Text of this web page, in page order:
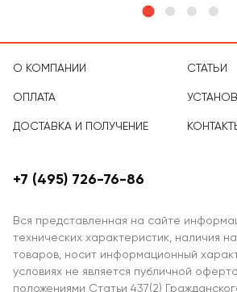
О КОМПАНИИ
ОПЛАТА
ДОСТАВКА И ПОЛУЧЕНИЕ
СТАТЬИ
Вся представленная на сайте
технических характеристик, наличия
товаров, носит информационный
условиях не является публичной
положениями Статьи 437(2)
+7 (495) 726-76-86